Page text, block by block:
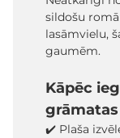
sildošu
lasāmvielu,
gaumēm.
Kāpēc
✔️ Plaša